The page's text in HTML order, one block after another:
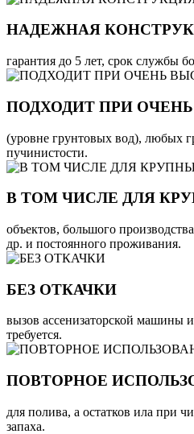
НАДЕЖНАЯ
гарантия до 5 лет, срок службы
ПОДХОДИТ ПРИ
(уровне грунтовых вод), любых
пучинистости.
В ТОМ ЧИСЛЕ ДЛЯ
объектов, большого
др. и постоянного проживания.
БЕЗ ОТКАЧКИ
вызов ассенизаторской машины
требуется.
ПОВТОРНОЕ
для полива, а остатков ила при
запаха.